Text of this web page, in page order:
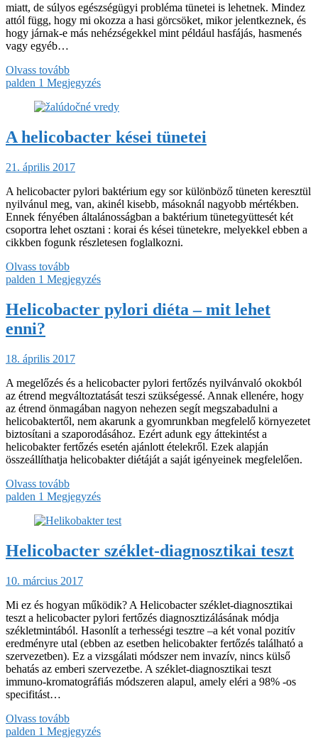
miatt, de súlyos egészségügyi probléma tünetei is lehetnek. Mindez
attól függ, hogy mi okozza a hasi görcsöket, mikor jelentkeznek, és
hogy járnak-e más nehézségekkel mint például hasfájás, hasmenés
vagy egyéb…
Olvass tovább
palden 1 Megjegyzés
A helicobacter kései tünetei
21. április 2017
A helicobacter pylori baktérium egy sor különböző tüneten keresztül
nyilvánul meg, van, akinél kisebb, másoknál nagyobb mértékben.
Ennek fényében általánosságban a baktérium tünetegyüttesét két
csoportra lehet osztani : korai és kései tünetekre, melyekkel ebben a
cikkben fogunk részletesen foglalkozni.
Olvass tovább
palden 1 Megjegyzés
Helicobacter pylori diéta – mit lehet
enni?
18. április 2017
A megelőzés és a helicobacter pylori fertőzés nyilvánvaló okokból
az étrend megváltoztatását teszi szükségessé. Annak ellenére, hogy
az étrend önmagában nagyon nehezen segít megszabadulni a
helicobaktertől, nem akarunk a gyomrunkban megfelelő környezetet
biztosítani a szaporodásához. Ezért adunk egy áttekintést a
helicobakter fertőzés esetén ajánlott ételekről. Ezek alapján
összeállíthatja helicobakter diétáját a saját igényeinek megfelelően.
Olvass tovább
palden 1 Megjegyzés
Helicobacter széklet-diagnosztikai teszt
10. március 2017
Mi ez és hogyan működik? A Helicobacter széklet-diagnosztikai
teszt a helicobacter pylori fertőzés diagnosztizálásának módja
székletmintából. Hasonlít a terhességi tesztre –a két vonal pozitív
eredményre utal (ebben az esetben helicobakter fertőzés található a
szervezetben). Ez a vizsgálati módszer nem invazív, nincs külső
behatás az emberi szervezetbe. A széklet-diagnosztikai teszt
immuno-kromatográfiás módszeren alapul, amely eléri a 98% -os
specifitást…
Olvass tovább
palden 1 Megjegyzés